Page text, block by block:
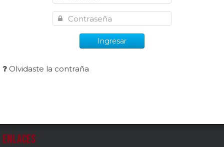
Ingresar
Olvidaste la contraña
Enlaces